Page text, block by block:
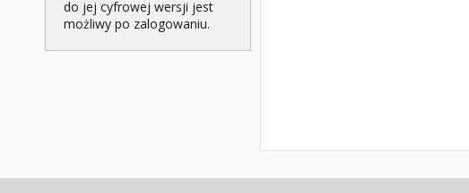
do jej cyfrowej wersji jest
możliwy po zalogowaniu.